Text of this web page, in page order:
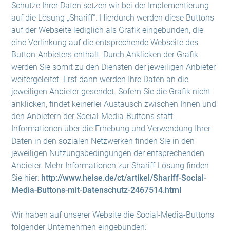
Schutze Ihrer Daten setzen wir bei der Implementierung
auf die Lösung „Shariff“. Hierdurch werden diese Buttons
auf der Webseite lediglich als Grafik eingebunden, die
eine Verlinkung auf die entsprechende Webseite des
Button-Anbieters enthält. Durch Anklicken der Grafik
werden Sie somit zu den Diensten der jeweiligen Anbieter
weitergeleitet. Erst dann werden Ihre Daten an die
jeweiligen Anbieter gesendet. Sofern Sie die Grafik nicht
anklicken, findet keinerlei Austausch zwischen Ihnen und
den Anbietern der Social-Media-Buttons statt.
Informationen über die Erhebung und Verwendung Ihrer
Daten in den sozialen Netzwerken finden Sie in den
jeweiligen Nutzungsbedingungen der entsprechenden
Anbieter. Mehr Informationen zur Shariff-Lösung finden
Sie hier: http://www.heise.de/ct/artikel/Shariff-Social-
Media-Buttons-mit-Datenschutz-2467514.html
Wir haben auf unserer Website die Social-Media-Buttons
folgender Unternehmen eingebunden: